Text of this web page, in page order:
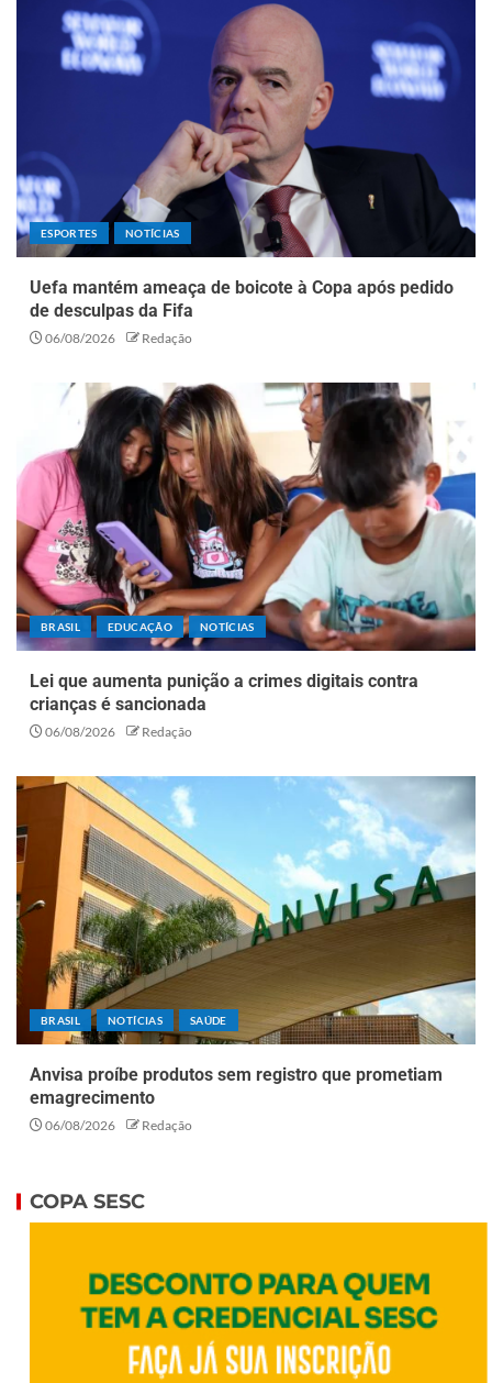
ESPORTES NOTÍCIAS
Uefa mantém ameaça de boicote à Copa após pedido
de desculpas da Fifa
06/08/2026 Redação
BRASIL EDUCAÇÃO NOTÍCIAS
Lei que aumenta punição a crimes digitais contra
crianças é sancionada
06/08/2026 Redação
BRASIL NOTÍCIAS SAÚDE
Anvisa proíbe produtos sem registro que prometiam
emagrecimento
06/08/2026 Redação
COPA SESC